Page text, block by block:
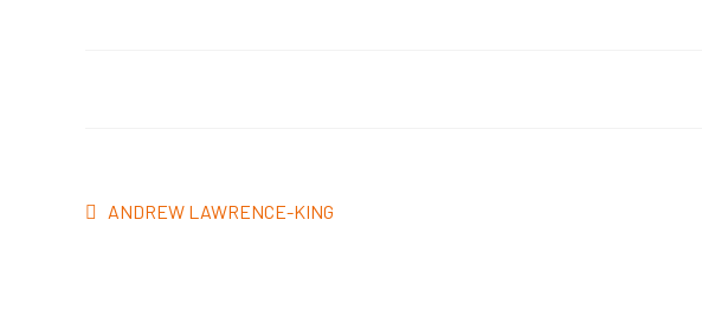
Navegación
Anterior:
ANDREW LAWRENCE-KING